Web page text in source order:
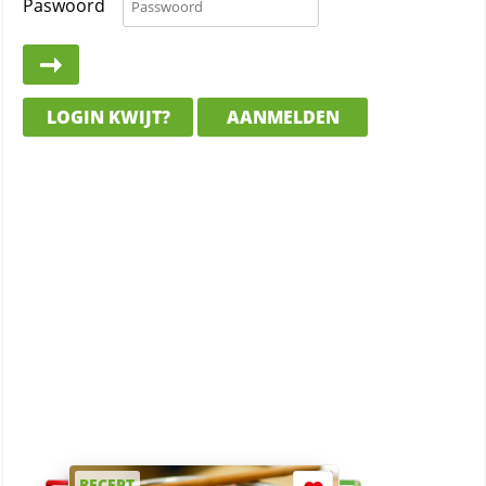
Paswoord
LOGIN KWIJT? AANMELDEN